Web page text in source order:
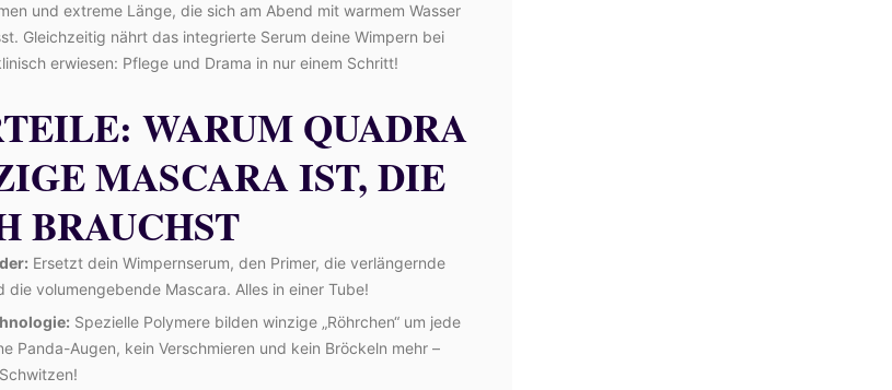
und extreme Länge, die sich am Abend mit warmem Wasser
Gleichzeitig nährt das integrierte Serum deine Wimpern bei
erwiesen: Pflege und Drama in nur einem Schritt!
WARUM QUADRA
MASCARA IST, DIE
BRAUCHST
Ersetzt dein Wimpernserum, den Primer, die verlängernde
die volumengebende Mascara. Alles in einer Tube!
Spezielle Polymere bilden winzige „Röhrchen“ um jede
Panda-Augen, kein Verschmieren und kein Bröckeln mehr –